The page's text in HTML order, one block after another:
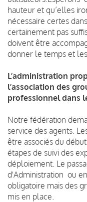
hauteur et qu’elles
nécessaire certes
certainement pas
doivent être
donner le temps et
L’administration
l’association des
professionnel dans
Notre fédération
service des agents.
être associés du
étapes de suivi des
déploiement. Le
d'Administration ou
obligatoire mais des
mis en place.